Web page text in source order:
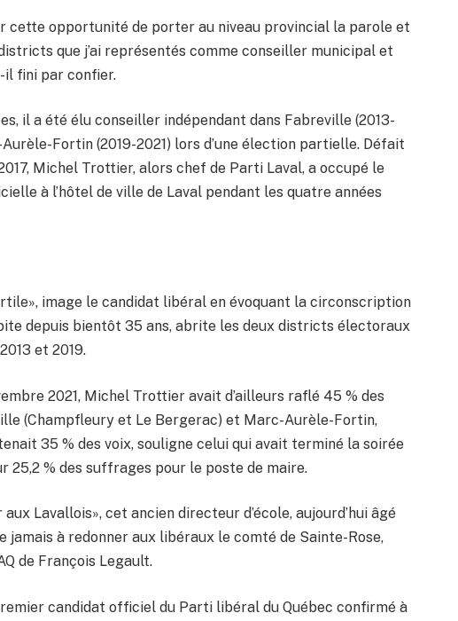
cette opportunité de porter au niveau provincial la parole et
que j’ai représentés comme conseiller municipal et
il fini par confier.
il a été élu conseiller indépendant dans Fabreville (2013-
Fortin (2019-2021) lors d’une élection partielle. Défait
Michel Trottier, alors chef de Parti Laval, a occupé le
à l’hôtel de ville de Laval pendant les quatre années
image le candidat libéral en évoquant la circonscription
depuis bientôt 35 ans, abrite les deux districts électoraux
et 2019.
2021, Michel Trottier avait d’ailleurs raflé 45 % des
(Champfleury et Le Bergerac) et Marc-Aurèle-Fortin,
35 % des voix, souligne celui qui avait terminé la soirée
25,2 % des suffrages pour le poste de maire.
Lavallois», cet ancien directeur d’école, aujourd’hui âgé
jamais à redonner aux libéraux le comté de Sainte-Rose,
de François Legault.
candidat officiel du Parti libéral du Québec confirmé à